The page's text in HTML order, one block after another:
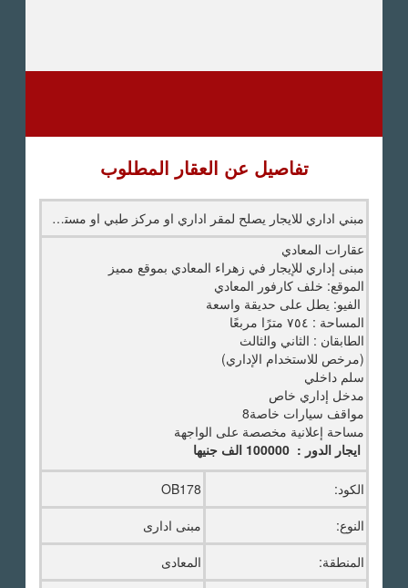
تفاصيل عن العقار المطلوب
مبني اداري للايجار يصلح لمقر اداري او مركز طبي او مستشفي بالمعادي الجديدة -عقارات المعادي
عقارات المعادي
مبنى إداري للإيجار في زهراء المعادي بموقع مميز
الموقع: خلف كارفور المعادي
الفيو: يطل على حديقة واسعة
المساحة : ٧٥٤ مترًا مربعًا
الطابقان : الثاني والثالث
(مرخص للاستخدام الإداري)
سلم داخلي
مدخل إداري خاص
مواقف سيارات خاصة8
مساحة إعلانية مخصصة على الواجهة
ايجار الدور : 100000 الف جنيها
الكود:
OB178
النوع:
مبنى ادارى
المنطقة:
المعادى